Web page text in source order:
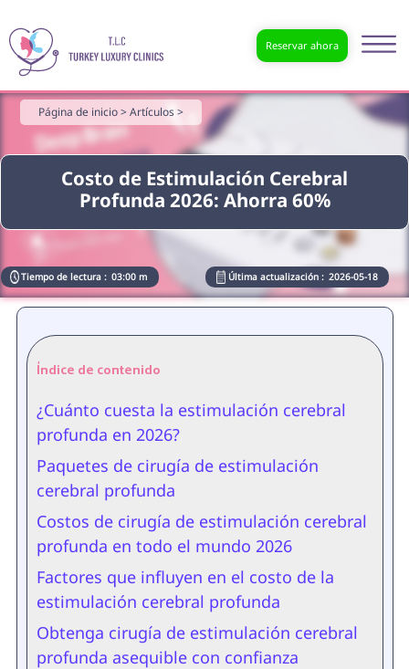
Reservar ahora
Costo de Estimulación Cerebral
Profunda 2026: Ahorra 60%
Página de inicio >Artículos >
Tiempo de lectura : 03:00 m Última actualización : 2026-05-18
Índice de contenido
¿Cuánto cuesta la estimulación cerebral
profunda en 2026?
Paquetes de cirugía de estimulación
cerebral profunda
Costos de cirugía de estimulación cerebral
profunda en todo el mundo 2026
Factores que influyen en el costo de la
estimulación cerebral profunda
Obtenga cirugía de estimulación cerebral
profunda asequible con confianza